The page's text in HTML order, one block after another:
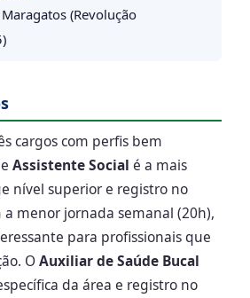
(Revolução
cargos com perfis bem
Assistente Social é a mais
nível superior e registro no
a menor jornada semanal (20h),
para profissionais que
OAuxiliar de Saúde Bucal
da área e registro no